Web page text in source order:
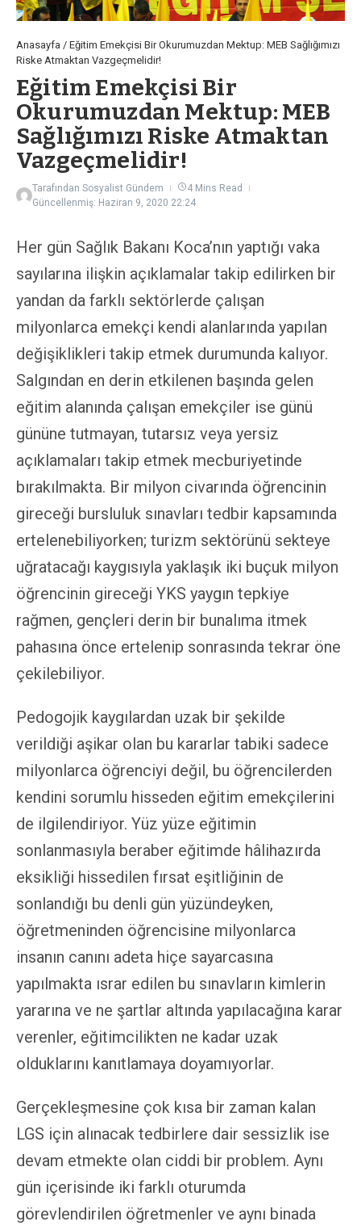
Anasayfa / Eğitim Emekçisi Bir Okurumuzdan Mektup: MEB Sağlığımızı
Riske Atmaktan Vazgeçmelidir!
Eğitim Emekçisi Bir
Okurumuzdan Mektup: MEB
Sağlığımızı Riske Atmaktan
Vazgeçmelidir!
Tarafından Sosyalist Gündem
4 Mins Read
Güncellenmiş: Haziran 9, 2020 22:24
Her gün Sağlık Bakanı Koca’nın yaptığı vaka
sayılarına ilişkin açıklamalar takip edilirken bir
yandan da farklı sektörlerde çalışan
milyonlarca emekçi kendi alanlarında yapılan
değişiklikleri takip etmek durumunda kalıyor.
Salgından en derin etkilenen başında gelen
eğitim alanında çalışan emekçiler ise günü
gününe tutmayan, tutarsız veya yersiz
açıklamaları takip etmek mecburiyetinde
bırakılmakta. Bir milyon civarında öğrencinin
gireceği bursluluk sınavları tedbir kapsamında
ertelenebiliyorken; turizm sektörünü sekteye
uğratacağı kaygısıyla yaklaşık iki buçuk milyon
öğrencinin gireceği YKS yaygın tepkiye
rağmen, gençleri derin bir bunalıma itmek
pahasına önce ertelenip sonrasında tekrar öne
çekilebiliyor.
Pedogojik kaygılardan uzak bir şekilde
verildiği aşikar olan bu kararlar tabiki sadece
milyonlarca öğrenciyi değil, bu öğrencilerden
kendini sorumlu hisseden eğitim emekçilerini
de ilgilendiriyor. Yüz yüze eğitimin
sonlanmasıyla beraber eğitimde hâlihazırda
eksikliği hissedilen fırsat eşitliğinin de
sonlandığı bu denli gün yüzündeyken,
öğretmeninden öğrencisine milyonlarca
insanın canını adeta hiçe sayarcasına
yapılmakta ısrar edilen bu sınavların kimlerin
yararına ve ne şartlar altında yapılacağına karar
verenler, eğitimcilikten ne kadar uzak
olduklarını kanıtlamaya doyamıyorlar.
Gerçekleşmesine çok kısa bir zaman kalan
LGS için alınacak tedbirlere dair sessizlik ise
devam etmekte olan ciddi bir problem. Aynı
gün içerisinde iki farklı oturumda
görevlendirilen öğretmenler ve aynı binada